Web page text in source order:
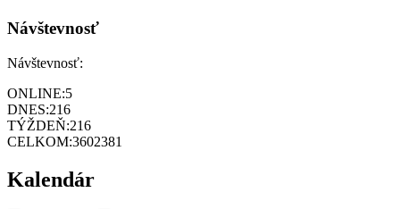
Návštevnosť
Návštevnosť:
ONLINE:5
DNES:216
TÝŽDEŇ:216
CELKOM:3602381
Kalendár